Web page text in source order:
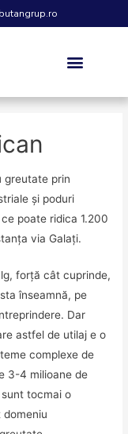
greutate prin
şi poduri
poate ridica 1.200
via Galaţi.
forţă cât cuprinde,
înseamnă, pe
Dar
astfel de utilaj e o
complexe de
3-4 milioane de
tocmai o